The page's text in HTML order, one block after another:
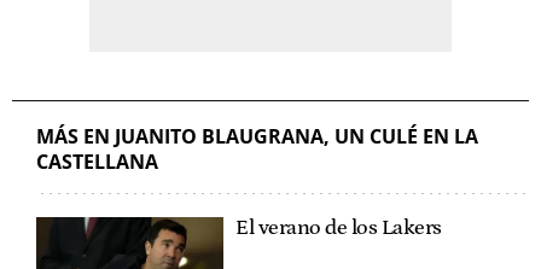
MÁS EN JUANITO BLAUGRANA, UN CULÉ EN LA
CASTELLANA
El verano de los Lakers